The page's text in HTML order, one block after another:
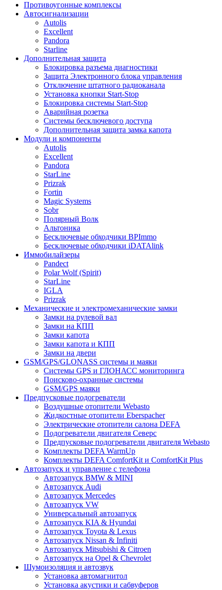
Противоугонные комплексы
Автосигнализации
Autolis
Excellent
Pandora
Starline
Дополнительная защита
Блокировка разъема диагностики
Защита Электронного блока управления
Отключение штатного радиоканала
Установка кнопки Start-Stop
Блокировка системы Start-Stop
Аварийная розетка
Системы бесключевого доступа
Дополнительная защита замка капота
Модули и компоненты
Autolis
Excellent
Pandora
StarLine
Prizrak
Fortin
Magic Systems
Sobr
Полярный Волк
Альтоника
Бесключевые обходчики BPImmo
Бесключевые обходчики iDATAlink
Иммобилайзеры
Pandect
Polar Wolf (Spirit)
StarLine
IGLA
Prizrak
Механические и электромеханические замки
Замки на рулевой вал
Замки на КПП
Замки капота
Замки капота и КПП
Замки на двери
GSM/GPS/GLONASS системы и маяки
Системы GPS и ГЛОНАСС мониторинга
Поисково-охранные системы
GSM/GPS маяки
Предпусковые подогреватели
Воздушные отопители Webasto
Жидкостные отопители Eberspacher
Электрические отопители салона DEFA
Подогреватели двигателя Северс
Предпусковые подогреватели двигателя Webasto
Комплекты DEFA WarmUp
Комплекты DEFA ComfortKit и ComfortKit Plus
Автозапуск и управление с телефона
Автозапуск BMW & MINI
Автозапуск Audi
Автозапуск Mercedes
Автозапуск VW
Универсальный автозапуск
Автозапуск KIA & Hyundai
Автозапуск Toyota & Lexus
Автозапуск Nissan & Infiniti
Автозапуск Mitsubishi & Citroen
Автозапуск на Opel & Chevrolet
Шумоизоляция и автозвук
Установка автомагнитол
Установка акустики и сабвуферов